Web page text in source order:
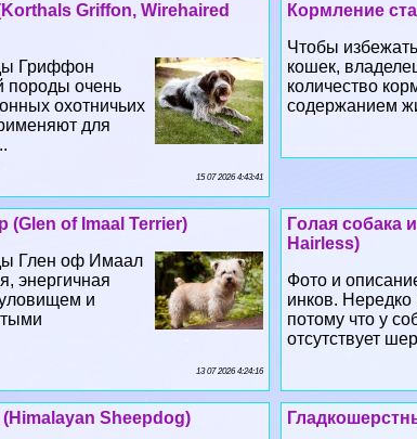
Кормление
Чтобы
кошек,
количество
содержанием
Griffon, Wirehaired
Гриффон
породы очень
охотничьих
для
15 07 2026 4:43:41
Гoлая собака
Hairless)
Фото и
инков. Нередко
потому что у
отсутствует
(Glen of Imaal Terrier)
Глен оф Имаал
энергичная
и
13 07 2026 4:24:16
Sheepdog)